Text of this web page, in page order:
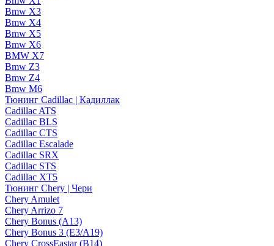
Bmw X3
Bmw X4
Bmw X5
Bmw X6
BMW X7
Bmw Z3
Bmw Z4
Bmw М6
Тюнинг Cadillac | Кадиллак
Cadillac ATS
Cadillac BLS
Cadillac CTS
Cadillac Escalade
Cadillac SRX
Cadillac STS
Cadillac XT5
Тюнинг Chery | Чери
Chery Amulet
Chery Arrizo 7
Chery Bonus (A13)
Chery Bonus 3 (E3/A19)
Chery CrossEastar (B14)